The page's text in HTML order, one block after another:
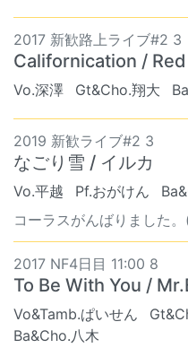
2017 新歓路上ライブ#2 3
Californication /
Vo.深澤 Gt&Cho.翔大
2019 新歓ライブ#2 3
なごり雪 / イルカ
Vo.平越 Pf.おがけん
コーラスがんばりました
2017 NF4日目 11:00 8
To Be With You /
Vo&Tamb.ぱいせん
Ba&Cho.八木